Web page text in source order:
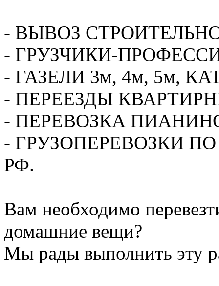
- ВЫВОЗ
- ГРУЗЧИКИ-
- ГАЗЕЛИ 3м, 4м, 5м,
- ПЕРЕЕЗДЫ
- ПЕРЕВОЗКА
- ГРУЗОПЕРЕВОЗКИ
РФ.
Вам необходимо
домашние вещи?
Мы рады выполнить эту